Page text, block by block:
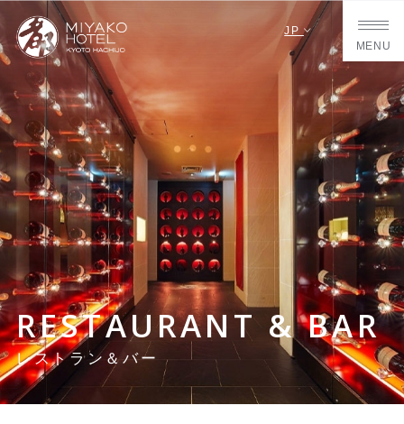
JP
MENU
RESTAURANT & BAR
レストラン＆バー